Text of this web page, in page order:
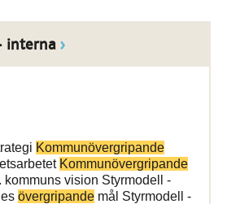
interna
Kommunövergripande
Kommunövergripande
kommuns vision Styrmodell -
övergripande mål Styrmodell -